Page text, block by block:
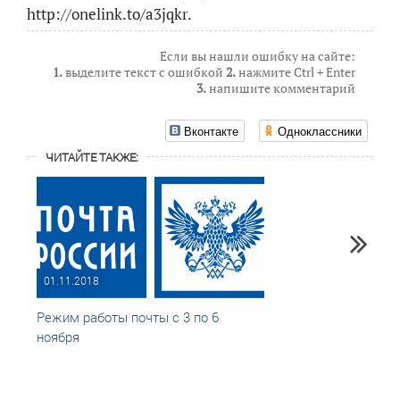
http://onelink.to/a3jqkr.
Если вы нашли ошибку на сайте:
1.выделите текст с ошибкой 2.нажмите Ctrl + Enter
3.напишите комментарий
Вконтакте Одноклассники
ЧИТАЙТЕ ТАКЖЕ:
01.11.2018
Режим работы почты с 3 по 6
ноября